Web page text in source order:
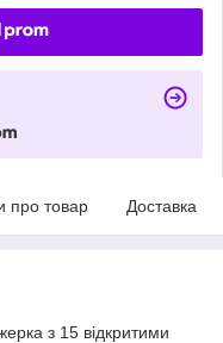
про товар Доставка
з 15 відкритими